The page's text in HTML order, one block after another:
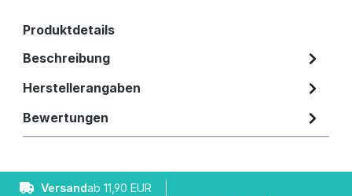
Produktdetails
Beschreibung
Herstellerangaben
Bewertungen
Versandab 11,90 EUR